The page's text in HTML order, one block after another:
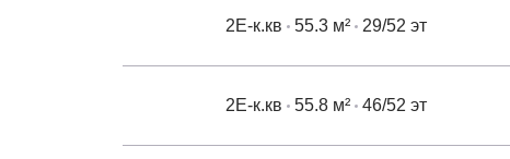
2Е-к.кв 55.3 м² 29/52 эт
2Е-к.кв 55.8 м² 46/52 эт